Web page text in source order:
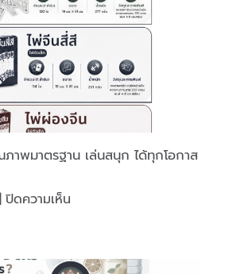
าพมาตรฐาน เล่นสนุก ได้ทุกโอกาส
| ปิดความเห็นบน
ไพ่